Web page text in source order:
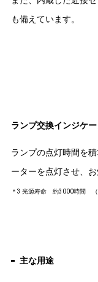
も備えています。
ランプ交換インジケ
ランプの点灯時間を
ーターを点灯させ、お
＊3 光源寿命 約3000時間 （
主な用途